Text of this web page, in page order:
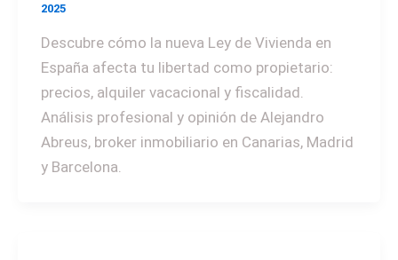
2025
Descubre cómo la nueva Ley de Vivienda en
España afecta tu libertad como propietario:
precios, alquiler vacacional y fiscalidad.
Análisis profesional y opinión de Alejandro
Abreus, broker inmobiliario en Canarias, Madrid
y Barcelona.